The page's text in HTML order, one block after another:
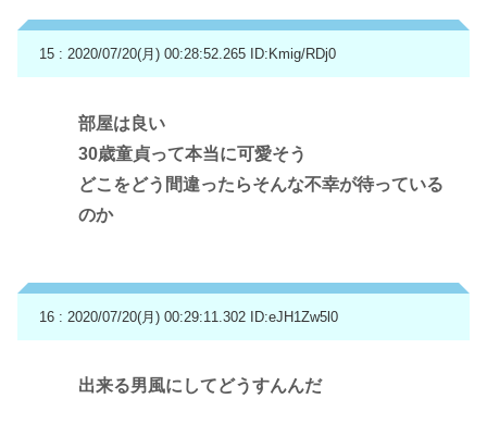
15 : 2020/07/20(月) 00:28:52.265 ID:Kmig/RDj0
部屋は良い
30歳童貞って本当に可愛そう
どこをどう間違ったらそんな不幸が待っている
のか
16 : 2020/07/20(月) 00:29:11.302 ID:eJH1Zw5l0
出来る男風にしてどうすんんだ